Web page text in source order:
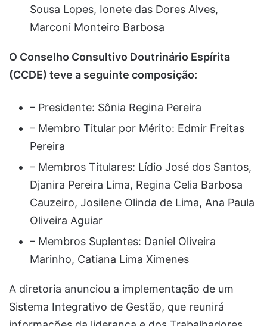
Sousa Lopes, Ionete das Dores Alves,
Marconi Monteiro Barbosa
O Conselho Consultivo Doutrinário Espírita
(CCDE) teve a seguinte composição:
– Presidente: Sônia Regina Pereira
– Membro Titular por Mérito: Edmir Freitas
Pereira
– Membros Titulares: Lídio José dos Santos,
Djanira Pereira Lima, Regina Celia Barbosa
Cauzeiro, Josilene Olinda de Lima, Ana Paula
Oliveira Aguiar
– Membros Suplentes: Daniel Oliveira
Marinho, Catiana Lima Ximenes
A diretoria anunciou a implementação de um
Sistema Integrativo de Gestão, que reunirá